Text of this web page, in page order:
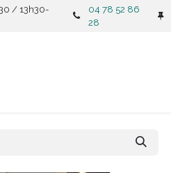
/ 13h30-
04 78 52 86
28